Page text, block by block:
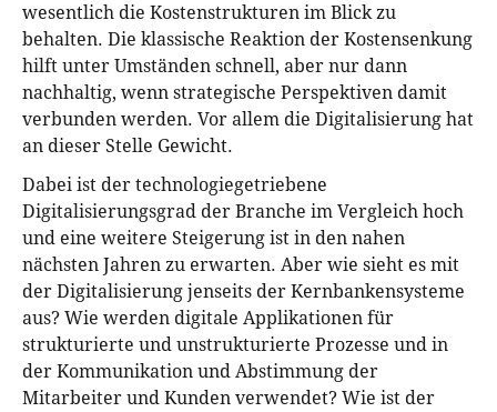
wesentlich die Kostenstrukturen im Blick zu
behalten. Die klassische Reaktion der Kostensenkung
hilft unter Umständen schnell, aber nur dann
nachhaltig, wenn strategische Perspektiven damit
verbunden werden. Vor allem die Digitalisierung hat
an dieser Stelle Gewicht.
Dabei ist der technologiegetriebene
Digitalisierungsgrad der Branche im Vergleich hoch
und eine weitere Steigerung ist in den nahen
nächsten Jahren zu erwarten. Aber wie sieht es mit
der Digitalisierung jenseits der Kernbankensysteme
aus? Wie werden digitale Applikationen für
strukturierte und unstrukturierte Prozesse und in
der Kommunikation und Abstimmung der
Mitarbeiter und Kunden verwendet? Wie ist der